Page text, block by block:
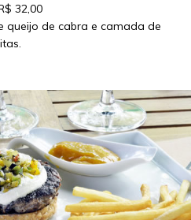
32,00
queijo de cabra e camada de